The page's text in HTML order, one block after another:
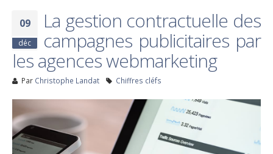
09
déc
La gestion contractuelle des
campagnes publicitaires par
les agences webmarketing
Par Christophe Landat Chiffres cléfs